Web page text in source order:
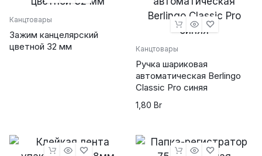
Канцтовары
Зажим канцелярский
цветной 32 мм
Канцтовары
Ручка шариковая
автоматическая Berlingo
Classic Pro синяя
1,80 Br